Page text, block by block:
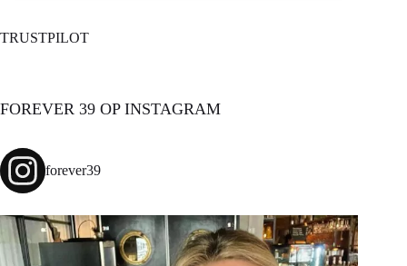
TRUSTPILOT
FOREVER 39 OP INSTAGRAM
forever39